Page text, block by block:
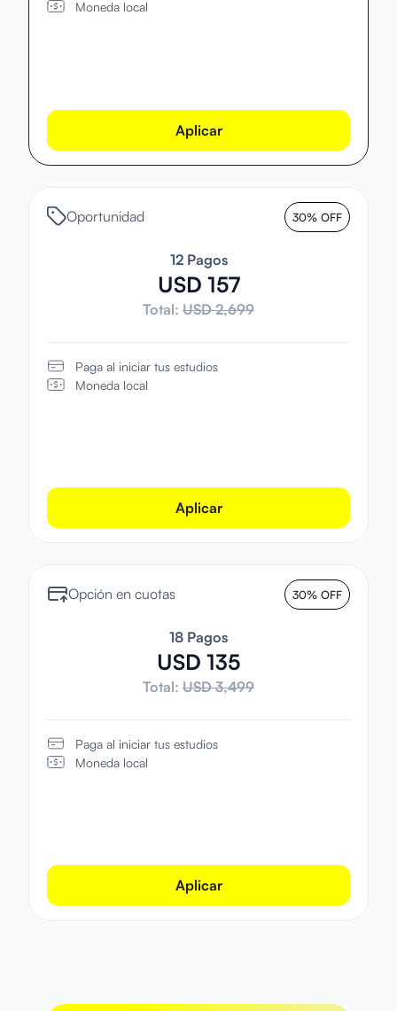
Moneda local
Aplicar
Oportunidad 30% OFF
12 Pagos
USD 157
Total: USD 2,699
Paga al iniciar tus estudios
Moneda local
Aplicar
Opción en cuotas 30% OFF
18 Pagos
USD 135
Total: USD 3,499
Paga al iniciar tus estudios
Moneda local
Aplicar